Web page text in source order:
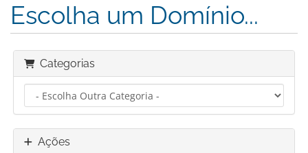
Escolha um Domínio...
Categorias
Ações